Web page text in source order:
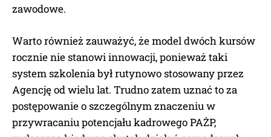
zawodowe.
Warto również zauważyć, że model dwóch kursów
rocznie nie stanowi innowacji, ponieważ taki
system szkolenia był rutynowo stosowany przez
Agencję od wielu lat. Trudno zatem uznać to za
postępowanie o szczególnym znaczeniu w
przywracaniu potencjału kadrowego PAŻP,